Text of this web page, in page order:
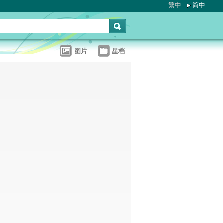
繁中 简中
图片 星档